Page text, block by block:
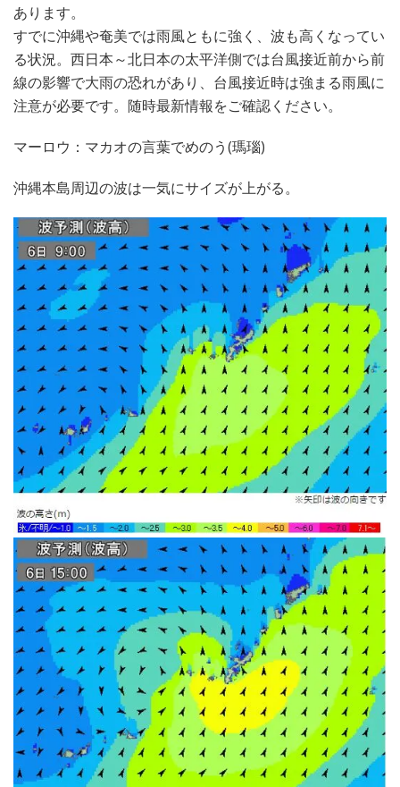
あります。
すでに沖縄や奄美では雨風ともに強く、波も高くなってい
る状況。西日本～北日本の太平洋側では台風接近前から前
線の影響で大雨の恐れがあり、台風接近時は強まる雨風に
注意が必要です。随時最新情報をご確認ください。
マーロウ：マカオの言葉でめのう(瑪瑙)
沖縄本島周辺の波は一気にサイズが上がる。